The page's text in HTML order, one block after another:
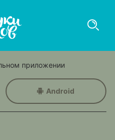
приложении
Android